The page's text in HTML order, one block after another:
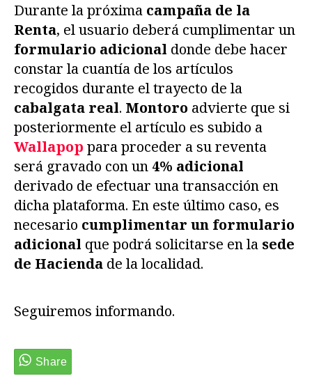
Durante la próxima campaña de la
Renta, el usuario deberá cumplimentar un
formulario adicional donde debe hacer
constar la cuantía de los artículos
recogidos durante el trayecto de la
cabalgata real. Montoro advierte que si
posteriormente el artículo es subido a
Wallapop para proceder a su reventa
será gravado con un 4% adicional
derivado de efectuar una transacción en
dicha plataforma. En este último caso, es
necesario cumplimentar un formulario
adicional que podrá solicitarse en la sede
de Hacienda de la localidad.
Seguiremos informando.